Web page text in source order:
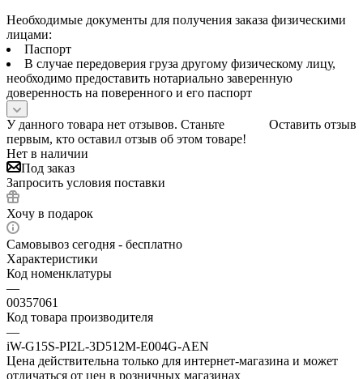
Необходимые документы для получения заказа физическими
лицами:
Паспорт
В случае передоверия груза другому физическому лицу,
необходимо предоставить нотариально заверенную
доверенность на поверенного и его паспорт
Оставить отзыв
У данного товара нет отзывов. Станьте
первым, кто оставил отзыв об этом товаре!
Нет в наличии
Под заказ
Запросить условия поставки
Хочу в подарок
Самовывоз сегодня - бесплатно
Характеристики
Код номенклатуры
—
00357061
Код товара производителя
—
iW-G15S-PI2L-3D512M-E004G-AEN
Цена действительна только для интернет-магазина и может
отличаться от цен в розничных магазинах